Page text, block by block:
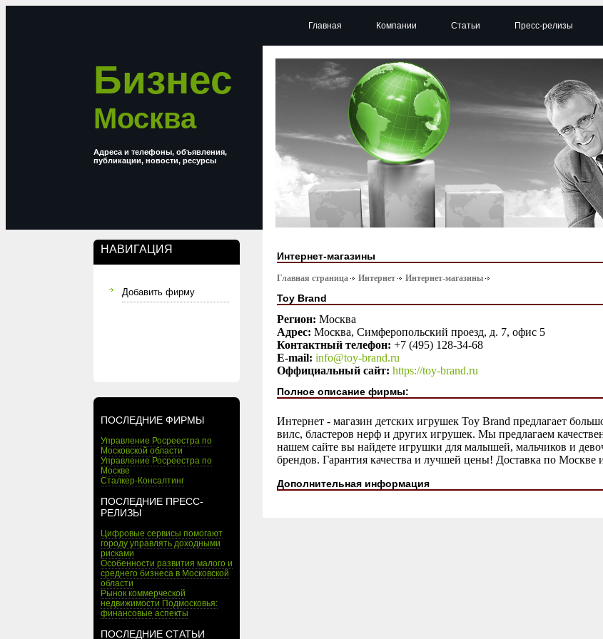
Бизнес
Москва
Адреса и телефоны, объявления,
публикации, новости, ресурсы
НАВИГАЦИЯ
Добавить фирму
ПОСЛЕДНИЕ ФИРМЫ
Управление Росреестра по
Московской области
Управление Росреестра по
Москве
Сталкер-Консалтинг
ПОСЛЕДНИЕ ПРЕСС-
РЕЛИЗЫ
Цифровые сервисы помогают
городу управлять доходными
рисками
Особенности развития малого и
среднего бизнеса в Московской
области
Рынок коммерческой
недвижимости Подмосковья:
финансовые аспекты
ПОСЛЕДНИЕ СТАТЬИ
Главная Компании Статьи Пресс-релизы
Интернет-магазины
Главная страница Интернет Интернет-магазины
Toy Brand
Регион: Москва
Адрес: Москва, Симферопольский проезд, д. 7, офис 5
Контактный телефон: +7 (495) 128-34-68
E-mail: info@toy-brand.ru
Оффициальный сайт: https://toy-brand.ru
Полное описание фирмы:
Интернет - магазин детских игрушек Toy Brand предлагает
вилс, бластеров нерф и других игрушек. Мы предлагаем
нашем сайте вы найдете игрушки для малышей, мальчиков и
брендов. Гарантия качества и лучшей цены! Доставка по Москве
Дополнительная информация